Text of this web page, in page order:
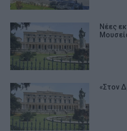
Νέες
«Στον